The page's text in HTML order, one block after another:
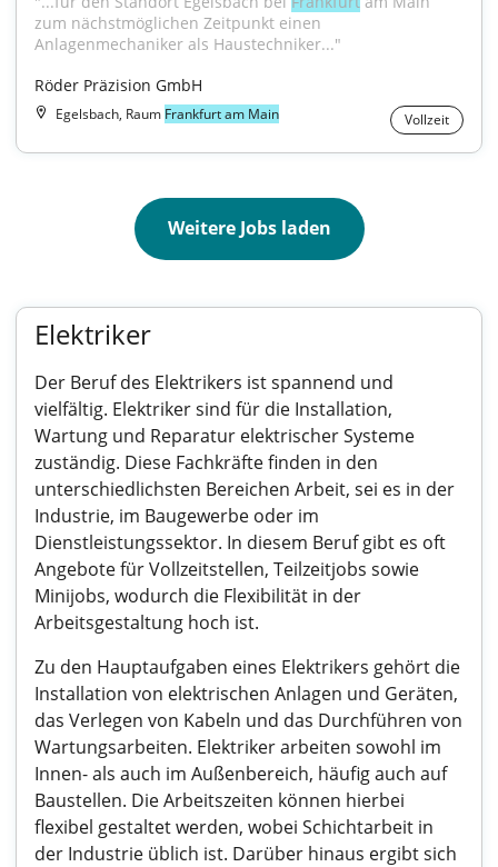
zum nächstmöglichen Zeitpunkt einen
Anlagenmechaniker als Haustechniker..."
Röder Präzision GmbH
Egelsbach, Raum Frankfurt am Main Vollzeit
Weitere Jobs laden
Elektriker
Der Beruf des Elektrikers ist spannend und
vielfältig. Elektriker sind für die Installation,
Wartung und Reparatur elektrischer Systeme
zuständig. Diese Fachkräfte finden in den
unterschiedlichsten Bereichen Arbeit, sei es in der
Industrie, im Baugewerbe oder im
Dienstleistungssektor. In diesem Beruf gibt es oft
Angebote für Vollzeitstellen, Teilzeitjobs sowie
Minijobs, wodurch die Flexibilität in der
Arbeitsgestaltung hoch ist.
Zu den Hauptaufgaben eines Elektrikers gehört die
Installation von elektrischen Anlagen und Geräten,
das Verlegen von Kabeln und das Durchführen von
Wartungsarbeiten. Elektriker arbeiten sowohl im
Innen- als auch im Außenbereich, häufig auch auf
Baustellen. Die Arbeitszeiten können hierbei
flexibel gestaltet werden, wobei Schichtarbeit in
der Industrie üblich ist. Darüber hinaus ergibt sich